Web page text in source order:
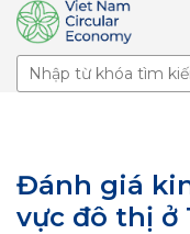
Đánh giá
vực đô thị ở